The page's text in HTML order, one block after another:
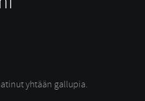
yhtään gallupia.